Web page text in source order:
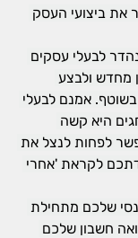
את ביצועי העסק
לבעלי עסקים
מחדש ולבצע
אמנם לבעלי
היא קשה
לפחות לנצל את
לקראת 'אחרי
שלכם מתחילת
חשבון שלכם